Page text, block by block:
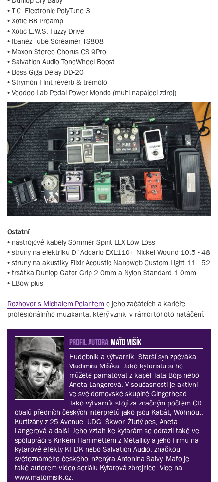
• T.C. Electronic PolyTune 3
• Xotic BB Preamp
• Xotic E.W.S. Fuzzy Drive
• Ibanez Tube Screamer TS808
• Maxon Stereo Chorus CS-9Pro
• Salvation Audio ToneWheel Boost
• Boss Giga Delay DD-20
• Strymon Flint reverb & tremolo
• Voodoo Lab Pedal Power Mondo (multi-napájecí zdroj)
Ostatní
• nástrojové kabely Sommer Spirit LLX Low Loss
• struny na elektriku D´Addario EXL110+ Nickel Wound 10.5 - 48
• struny na akustiky Elixir Acoustic Nanoweb Custom Light 11 - 52
• trsátka Dunlop Gator Grip 2.0mm a Nylon Standard 1.0mm
• EBow plus
Rozhovor s Michalem Pelantem o jeho začátcích a kariéře
profesionálního muzikanta, který vznikl v rámci tohoto natáčení.
PROFIL AUTORA:Maťo Mišík
Hudebník a výtvarník. Starší syn zpěváka
Vladimíra Mišíka. Jako kytaristu si ho
můžete pamatovat z kapel Tata Bojs nebo
Aneta Langerová. V současnosti je aktivní
ve své domovské skupině Gingerhead.
Jako výtvarník stojí za značným počtem CD
obalů předních českých interpretů jako jsou Kabát, Wohnout,
Kurtizány z 25 Avenue, UDG, Škwor, Žlutý pes, Aneta
Langerová a další. Jeho vztah ke kytarám se odrazil také ve
spolupráci s Kirkem Hammettem z Metallicy a jeho firmu na
kytarové efekty KHDK nebo Salvation Audio, značkou
světoznámého českého inženýra Antonína Salvy. Maťo je
také autorem video seriálu Kytarová zbrojnice. Více na
www.matomisik.cz.